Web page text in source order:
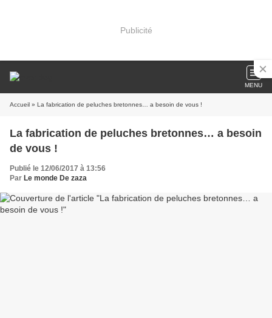
Publicité
MENU
Accueil » La fabrication de peluches bretonnes… a besoin de vous !
La fabrication de peluches bretonnes… a besoin
de vous !
Publié le 12/06/2017 à 13:56
Par Le monde De zaza